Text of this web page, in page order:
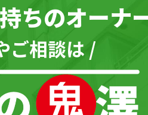
ちのオーナ
ご相談は /